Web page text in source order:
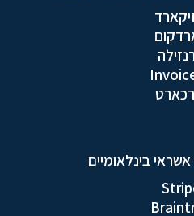
בינלאומיים